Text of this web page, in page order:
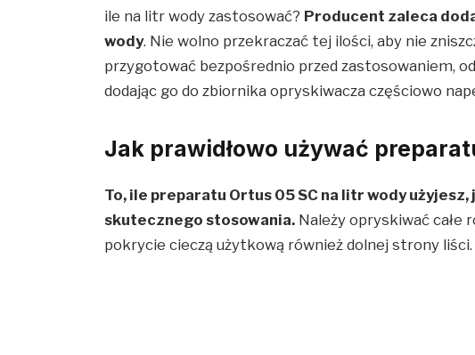
ile na litr wody zastosować? Producent zaleca
wody. Nie wolno przekraczać tej ilości, aby nie
przygotować bezpośrednio przed zastosowaniem,
dodając go do zbiornika opryskiwacza częściowo
Jak prawidłowo używać
To, ile preparatu Ortus 05 SC na litr wody
skutecznego stosowania. Należy opryskiwać całe
pokrycie cieczą użytkową również dolnej strony liści.